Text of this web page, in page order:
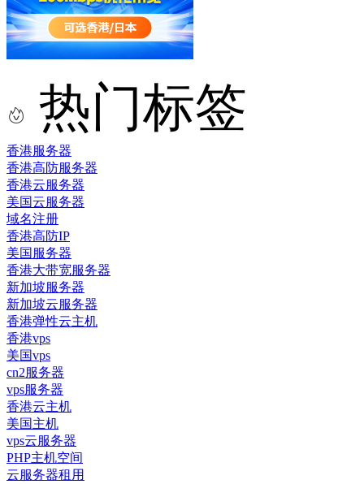
热门标签
香港服务器
香港高防服务器
香港云服务器
美国云服务器
域名注册
香港高防IP
美国服务器
香港大带宽服务器
新加坡服务器
新加坡云服务器
香港弹性云主机
香港vps
美国vps
cn2服务器
vps服务器
香港云主机
美国主机
vps云服务器
PHP主机空间
云服务器租用